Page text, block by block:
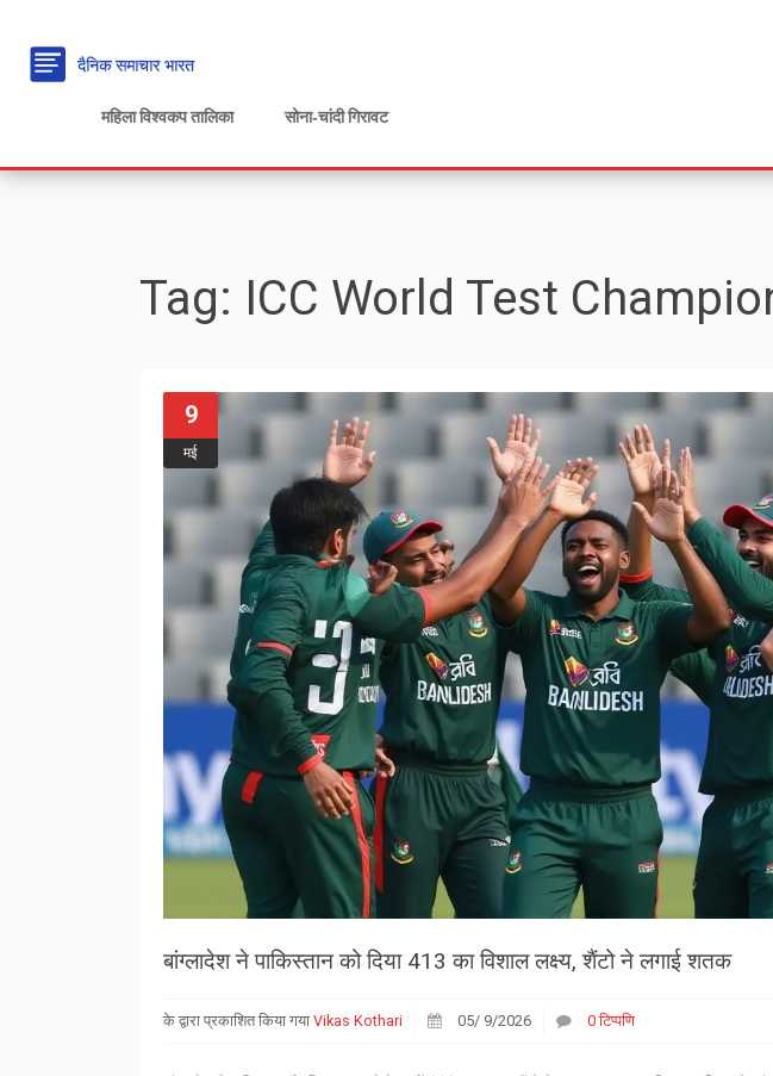
महिला विश्वकप तालिका सोना‑चांदी गिरावट
Tag: ICC World Test
9
मई
बांग्लादेश ने पाकिस्तान को दिया 413 का विशाल लक्ष्य, शैंटो ने लगाई शतक
के द्वारा प्रकाशित किया गया Vikas Kothari 05/ 9/2026 0 टिप्पणि